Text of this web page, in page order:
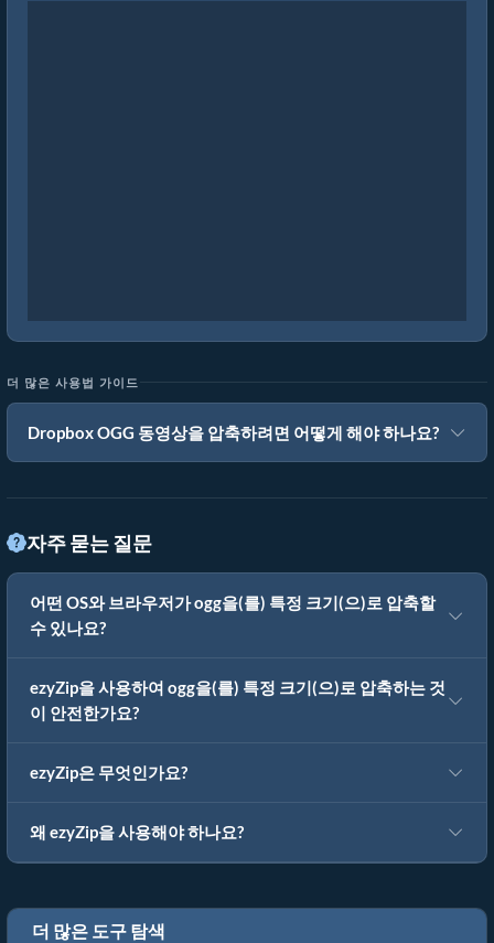
더 많은 사용법 가이드
Dropbox OGG 동영상을 압축하려면 어떻게 해야 하나요?
자주 묻는 질문
어떤 OS와 브라우저가 ogg을(를) 특정 크기(으)로 압축할
수 있나요?
ezyZip을 사용하여 ogg을(를) 특정 크기(으)로 압축하는 것
이 안전한가요?
ezyZip은 무엇인가요?
왜 ezyZip을 사용해야 하나요?
더 많은 도구 탐색